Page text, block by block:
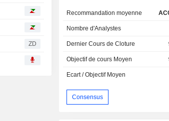
ZD
Recommandation moyenne
Nombre d'Analystes
Dernier Cours de Cloture
Objectif de cours Moyen
Ecart / Objectif Moyen
Consensus